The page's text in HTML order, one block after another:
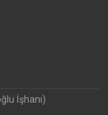
İşhanı)